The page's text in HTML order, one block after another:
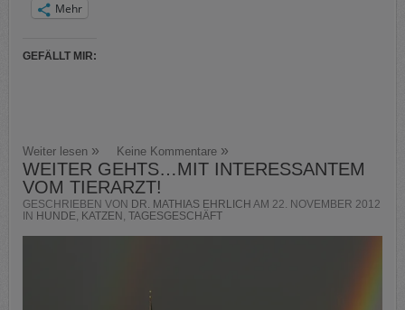
Mehr
GEFÄLLT MIR:
Weiter lesen Keine Kommentare
WEITER GEHTS…MIT INTERESSANTEM
VOM TIERARZT!
GESCHRIEBEN VON DR. MATHIAS EHRLICH AM 22. NOVEMBER 2012
IN HUNDE, KATZEN , TAGESGESCHÄFT